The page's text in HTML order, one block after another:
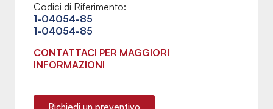
Codici di Riferimento:
1-04054-85
1-04054-85
CONTATTACI PER MAGGIORI
INFORMAZIONI